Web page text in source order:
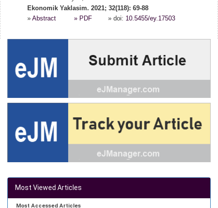
Ekonomik Yaklasim. 2021; 32(118): 69-88
» Abstract » PDF » doi: 10.5455/ey.17503
Most Viewed Articles
Most Accessed Articles